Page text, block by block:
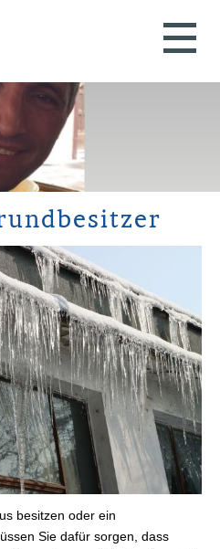
besitzen oder ein
Sie dafür sorgen, dass